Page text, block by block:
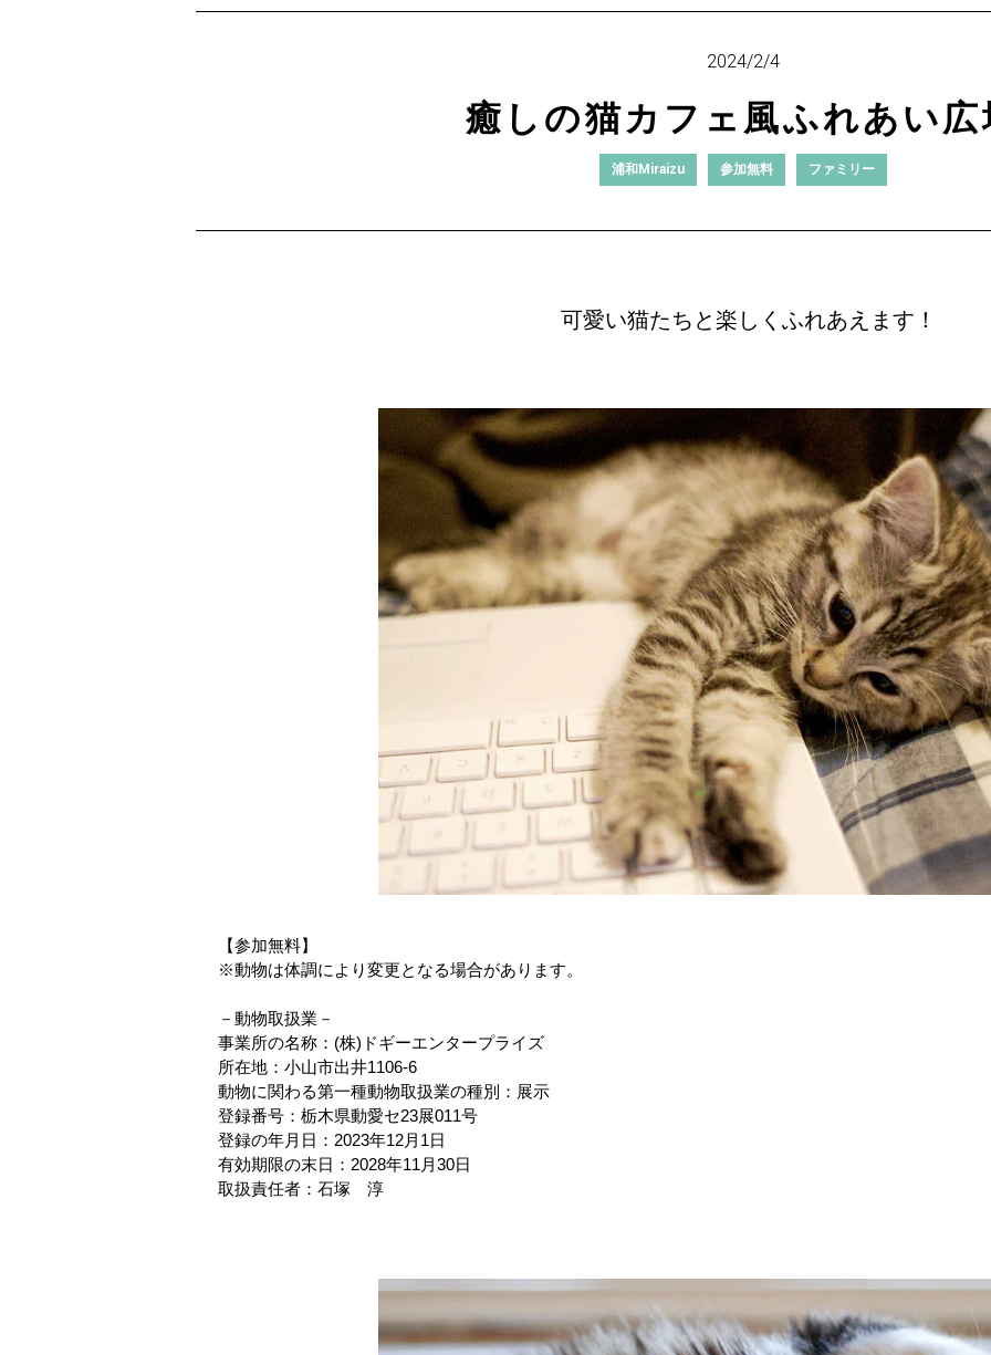
2024/2/4
癒しの猫カフェ風ふれあい広
浦和Miraizu 参加無料 ファミリー
可愛い猫たちと楽しくふれあえます！
【参加無料】
※動物は体調により変更となる場合があります。
－動物取扱業－
事業所の名称：(株)ドギーエンタープライズ
所在地：小山市出井1106-6
動物に関わる第一種動物取扱業の種別：展示
登録番号：栃木県動愛セ23展011号
登録の年月日：2023年12月1日
有効期限の末日：2028年11月30日
取扱責任者：石塚 淳